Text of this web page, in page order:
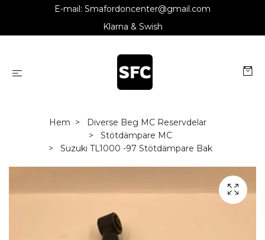
E-mail: Smafordoncenter@gmail.com
Klarna & Swish
Hem
Diverse Beg MC Reservdelar
Stötdämpare MC
Suzuki TL1000 -97 Stötdämpare Bak